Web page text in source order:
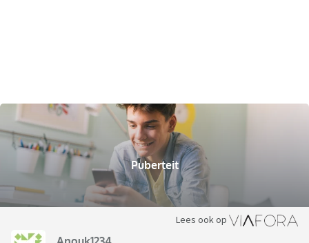
Puberteit
Lees ook op